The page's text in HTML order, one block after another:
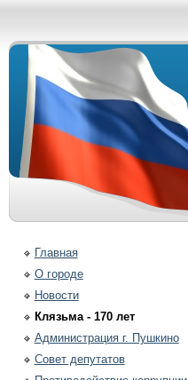
Главная
О городе
Новости
Клязьма - 170 лет
Администрация г. Пушкино
Совет депутатов